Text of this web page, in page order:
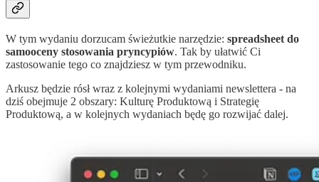
W tym wydaniu dorzucam świeżutkie narzędzie: spreadsheet do
samooceny stosowania pryncypiów. Tak by ułatwić Ci
zastosowanie tego co znajdziesz w tym przewodniku.
Arkusz będzie rósł wraz z kolejnymi wydaniami newslettera - na
dziś obejmuje 2 obszary: Kulturę Produktową i Strategię
Produktową, a w kolejnych wydaniach będę go rozwijać dalej.